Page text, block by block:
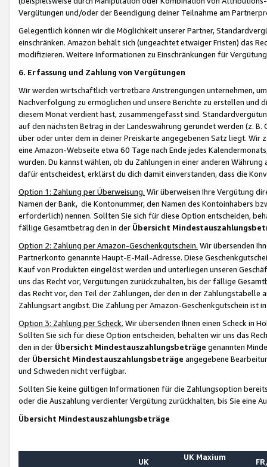
Vergütungen und/oder der Beendigung deiner Teilnahme am
Gelegentlich können wir die Möglichkeit unserer Partner,
einschränken. Amazon behält sich (ungeachtet etwaiger Fristen) das
modifizieren. Weitere Informationen zu Einschränkungen für
6. Erfassung und Zahlung von Vergütungen
Wir werden wirtschaftlich vertretbare Anstrengungen unternehmen,
Nachverfolgung zu ermöglichen und unsere Berichte zu erstellen und
diesem Monat verdient hast, zusammengefasst sind.
auf den nächsten Betrag in der Landeswährung gerundet werden (z.
über oder unter dem in deiner Preiskarte angegebenen Satz liegt.
eine Amazon-Webseite etwa 60 Tage nach Ende jedes
wurden. Du kannst wählen, ob du Zahlungen in einer anderen
dafür entscheidest, erklärst du dich damit einverstanden, dass die
Option 1: Zahlung per Überweisung. Wir überweisen Ihre Vergütung
Namen der Bank, die Kontonummer, den Namen des Kontoinhabers
erforderlich) nennen. Sollten Sie sich für diese Option entscheiden,
fällige Gesamtbetrag den in der Übersicht
Option 2: Zahlung per Amazon-Geschenkgutschein. Wir übersenden
Partnerkonto genannte Haupt-E-Mail-Adresse. Diese
Kauf von Produkten eingelöst werden und unterliegen unseren
uns das Recht vor, Vergütungen zurückzuhalten, bis der fällige
das Recht vor, den Teil der Zahlungen, der den in der
Zahlungsart angibst. Die Zahlung per Amazon-Geschenkgutschein ist
Option 3: Zahlung per Scheck. Wir übersenden Ihnen einen Scheck in
Sollten Sie sich für diese Option entscheiden, behalten wir uns das
den in der Übersicht Mindestauszahlungsbeträge genannten
der Übersicht Mindestauszahlungsbeträge angegebene
und Schweden nicht verfügbar.
Sollten Sie keine gültigen Informationen für die Zahlungsoption
oder die Auszahlung verdienter Vergütung zurückhalten, bis Sie
Übersicht Mindestauszahlungsbeträge
UK
UK Maxium